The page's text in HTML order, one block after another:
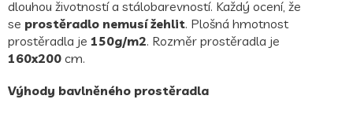
dlouhou životností a stálobarevností. Každý ocení, že
se prostěradlo nemusí žehlit. Plošná hmotnost
prostěradla je 150g/m2. Rozměr prostěradla je
160x200 cm.
Výhody bavlněného prostěradla